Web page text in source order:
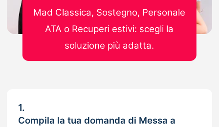
1.
Compila la tua domanda di Messa a
Mad Classica, Sostegno, Personale
ATA o Recuperi estivi: scegli la
soluzione più adatta.